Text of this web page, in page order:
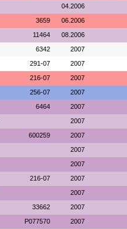
04.2006
3659 06.2006
11464 08.2006
6342 2007
291-07 2007
216-07 2007
256-07 2007
6464 2007
2007
600259 2007
2007
2007
216-07 2007
2007
33662 2007
P077570 2007